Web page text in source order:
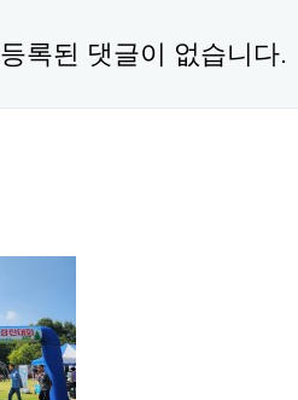
등록된 댓글이 없습니다.